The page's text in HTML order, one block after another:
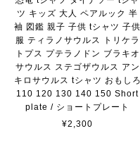
ツ キッズ 大人 ペアルック 半
袖 図鑑 親子 子供 tシャツ 子供
服 ティラノサウルス トリケラ
トプス プテラノドン ブラキオ
サウルス ステゴザウルス アン
キロサウルス tシャツ おもしろ
110 120 130 140 150 Short
plate / ショートプレート
¥2,300